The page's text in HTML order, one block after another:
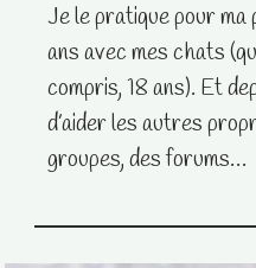
Je le pratique pour ma
ans avec mes chats
compris, 18 ans). Et
d’aider les autres
groupes, des forums…